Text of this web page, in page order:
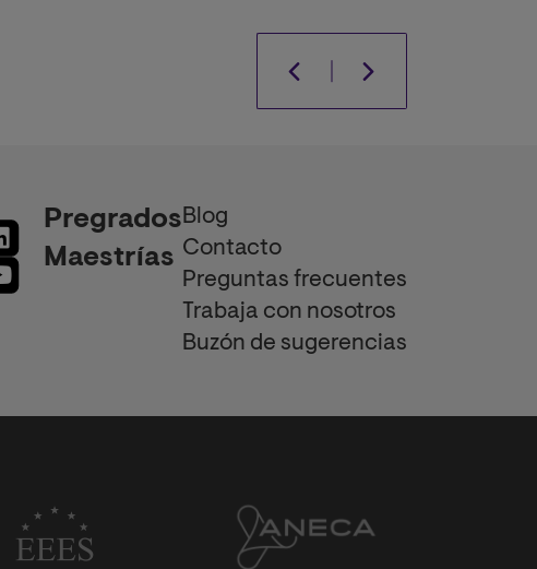
Pregrados
Maestrías
Blog
Contacto
Preguntas frecuentes
Trabaja con nosotros
Buzón de sugerencias